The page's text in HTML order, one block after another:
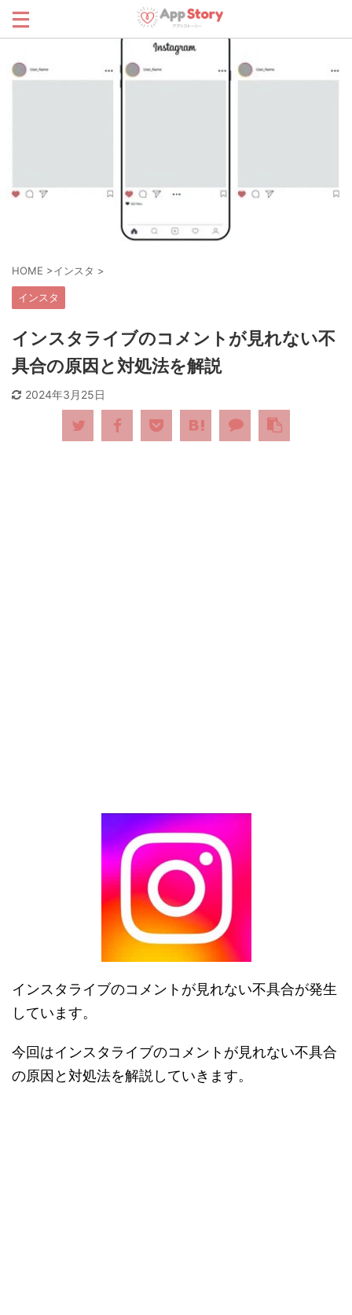
HOME >インスタ >
インスタ
インスタライブのコメントが見れない不
具合の原因と対処法を解説
2024年3月25日
インスタライブのコメントが見れない不具合が発生
しています。
今回はインスタライブのコメントが見れない不具合
の原因と対処法を解説していきます。